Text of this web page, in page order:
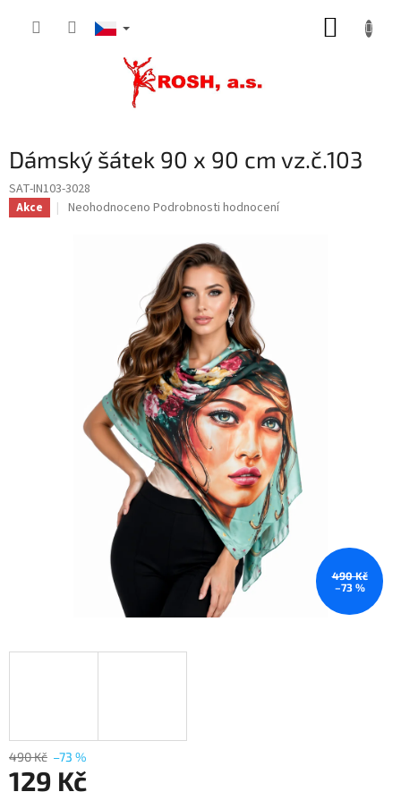
Dámský šátek 90 x 90 cm vz.č.103
SAT-IN103-3028
Akce
Průměrné
Neohodnoceno Podrobnosti hodnocení
490 Kč
–73 %
490 Kč –73 %
129 Kč